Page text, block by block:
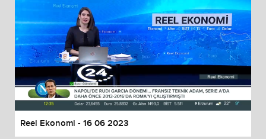
Reel Ekonomi - 16 06 2023